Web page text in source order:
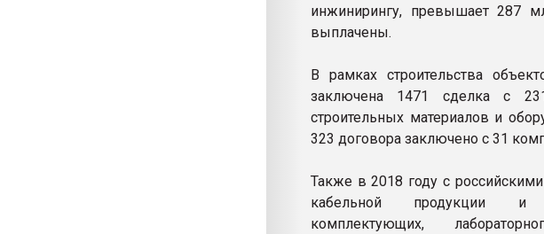
инжинирингу, превышает 287
выплачены.
В рамках строительства
заключена 1471 сделка с
строительных материалов и
323 договора заключено с 31
Также в 2018 году с
кабельной продукции и
комплектующих,